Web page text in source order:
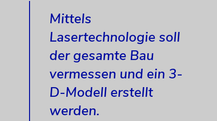
Mittels
Lasertechnologie soll
der gesamte Bau
vermessen und ein 3-
D-Modell erstellt
werden.